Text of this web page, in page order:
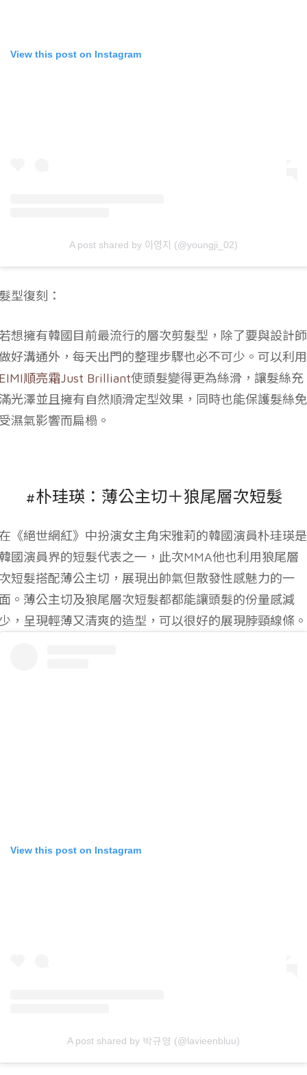
View this post on Instagram
A post shared by 이영지 (@youngji_02)
型復刻：
想擁有韓國目前最流行的層次剪髮型，除了要與設計師
好溝通外，每天出門的整理步驟也必不可少。可以利用
順亮霜Just Brilliant使頭髮變得更為絲滑，讓髮絲充
光澤並且擁有自然順滑定型效果，同時也能保護髮絲免
濕氣影響而扁榻。
#朴珪瑛：薄公主切＋狼尾層次短髮
《絕世網紅》中扮演女主角宋雅莉的韓國演員朴珪瑛是
國演員界的短髮代表之一，此次MMA他也利用狼尾層
短髮搭配薄公主切，展現出帥氣但散發性感魅力的一
。薄公主切及狼尾層次短髮都都能讓頭髮的份量感減
，呈現輕薄又清爽的造型，可以很好的展現脖頸線條。
View this post on Instagram
A post shared by 박규영 (@lavieenbluu)